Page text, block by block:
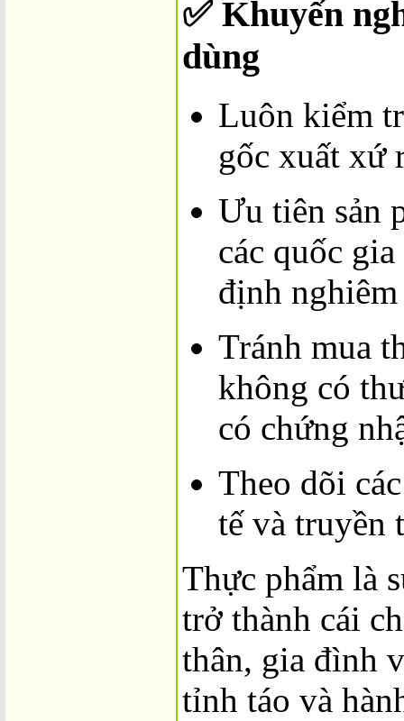
✅ Khuyến
dùng
Luôn kiểm
gốc xuất xứ
Ưu tiên sản
các quốc
định
Tránh mua
không có
có chứng
Theo dõi
tế và truyền
Thực phẩm là
trở thành cái
thân, gia đình
tỉnh táo và